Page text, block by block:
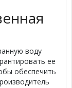
воду
ее
обеспечить